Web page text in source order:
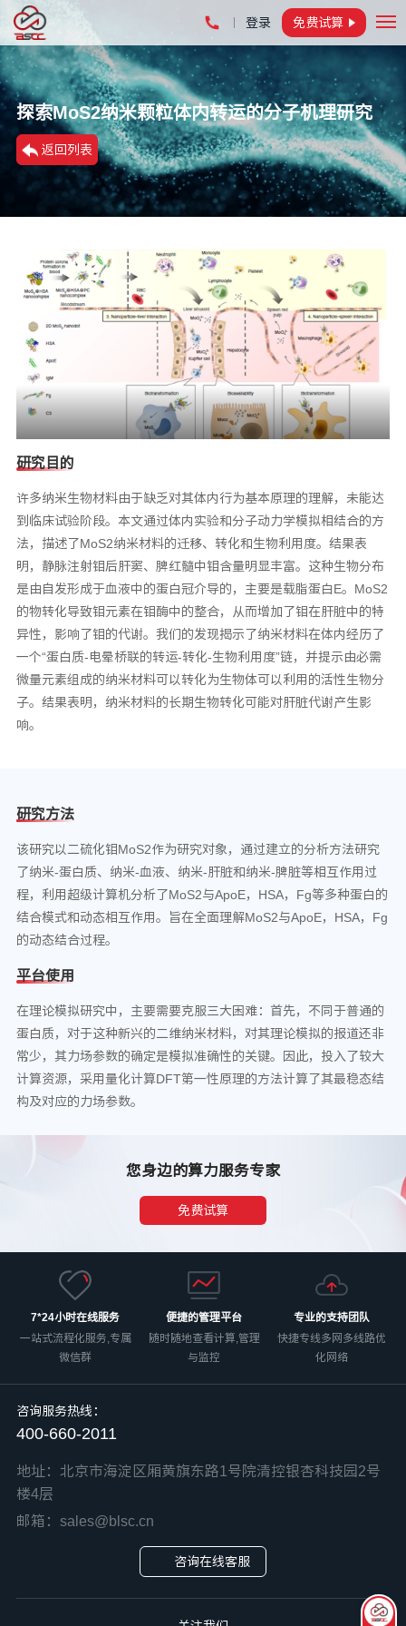
登录 免费试算
返回列表
研究目的
许多纳米生物材料由于缺乏对其体内行为基本原理的理解，未能达
到临床试验阶段。本文通过体内实验和分子动力学模拟相结合的方
法，描述了MoS2纳米材料的迁移、转化和生物利用度。结果表
明，静脉注射钼后肝窦、脾红髓中钼含量明显丰富。这种生物分布
是由自发形成于血液中的蛋白冠介导的，主要是载脂蛋白E。MoS2
的物转化导致钼元素在钼酶中的整合，从而增加了钼在肝脏中的特
异性，影响了钼的代谢。我们的发现揭示了纳米材料在体内经历了
一个“蛋白质-电晕桥联的转运-转化-生物利用度”链，并提示由必需
微量元素组成的纳米材料可以转化为生物体可以利用的活性生物分
子。结果表明，纳米材料的长期生物转化可能对肝脏代谢产生影
响。
研究方法
该研究以二硫化钼MoS2作为研究对象，通过建立的分析方法研究
了纳米-蛋白质、纳米-血液、纳米-肝脏和纳米-脾脏等相互作用过
程，利用超级计算机分析了MoS2与ApoE，HSA，Fg等多种蛋白的
结合模式和动态相互作用。旨在全面理解MoS2与ApoE，HSA，Fg
的动态结合过程。
平台使用
在理论模拟研究中，主要需要克服三大困难：首先，不同于普通的
蛋白质，对于这种新兴的二维纳米材料，对其理论模拟的报道还非
常少，其力场参数的确定是模拟准确性的关键。因此，投入了较大
计算资源，采用量化计算DFT第一性原理的方法计算了其最稳态结
构及对应的力场参数。
您身边的算力服务专家
免费试算
7*24小时在线服务
一站式流程化服务,专属
微信群
便捷的管理平台
随时随地查看计算,管理
与监控
专业的支持团队
快捷专线多网多线路优
化网络
咨询服务热线：
400-660-2011
地址：北京市海淀区厢黄旗东路1号院清控银杏科技园2号
楼4层
邮箱：sales@blsc.cn
咨询在线客服